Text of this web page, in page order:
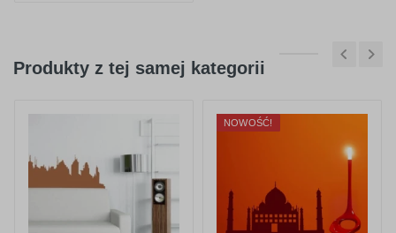
Produkty z tej samej kategorii
NOWOŚĆ!